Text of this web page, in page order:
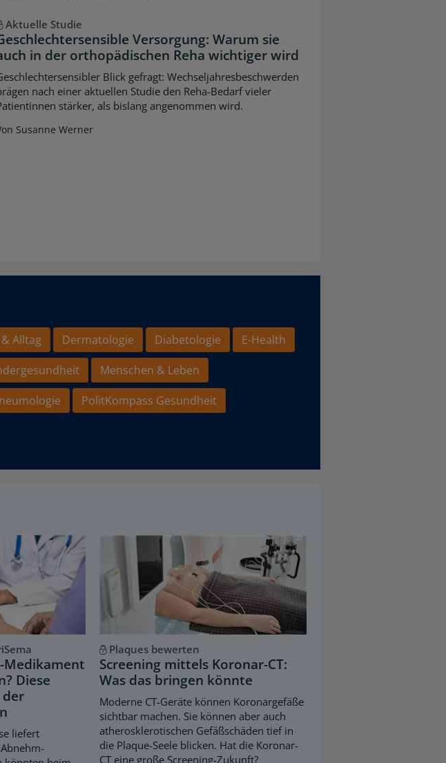
Aktuelle Studie
Versorgung: Warum sie
in der orthopädischen Reha wichtiger wird
Blick gefragt: Wechseljahresbeschwerden
nach einer aktuellen Studie den Reha-Bedarf vieler
stärker, als bislang angenommen wird.
Susanne Werner
Alltag Dermatologie Diabetologie
E-Health
Menschen & Leben
PolitKompass Gesundheit
Medikament
Diese
der
liefert
Plaques bewerten
Screening mittels Koronar-CT:
Was das bringen könnte
Moderne CT-Geräte können Koronargefäße
sichtbar machen. Sie können aber auch
atherosklerotischen Gefäßschäden tief in
die Plaque-Seele blicken. Hat die Koronar-
CT eine große Screening-Zukunft?